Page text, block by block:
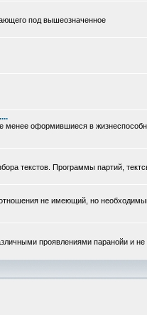
под вышеозначенное
менее оформившиеся в
текстов. Программы партий,
не имеющий, но
проявлениями паранойи и